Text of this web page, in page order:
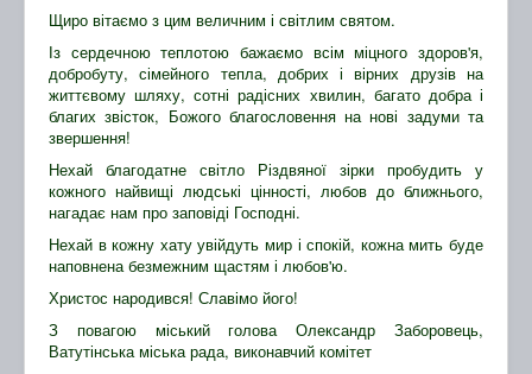
Щиро вітаємо з цим величним і світлим святом.
Із сердечною теплотою бажаємо всім міцного здоров'я,
добробуту, сімейного тепла, добрих і вірних друзів на
життєвому шляху, сотні радісних хвилин, багато добра і
благих звісток, Божого благословення на нові задуми та
звершення!
Нехай благодатне світло Різдвяної зірки пробудить у
кожного найвищі людські цінності, любов до ближнього,
нагадає нам про заповіді Господні.
Нехай в кожну хату увійдуть мир і спокій, кожна мить буде
наповнена безмежним щастям і любов'ю.
Христос народився! Славімо його!
З повагою міський голова Олександр Заборовець,
Ватутінська міська рада, виконавчий комітет